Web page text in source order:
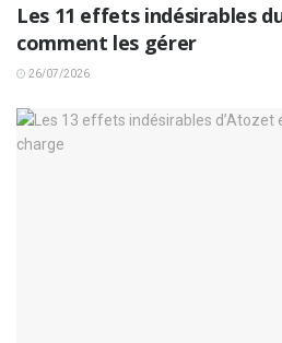
Les 11 effets indésirables
comment les gérer
26/07/2026